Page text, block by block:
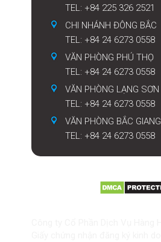
TEL: +84 225 326 2521
CHI NHÁNH ĐÔNG BẮC
TEL: +84 24 6273 0558
VĂN PHÒNG PHÚ THỌ
TEL: +84 24 6273 0558
VĂN PHÒNG LẠNG SƠN
TEL: +84 24 6273 0558
VĂN PHÒNG BẮC GIANG
TEL: +84 24 6273 0558